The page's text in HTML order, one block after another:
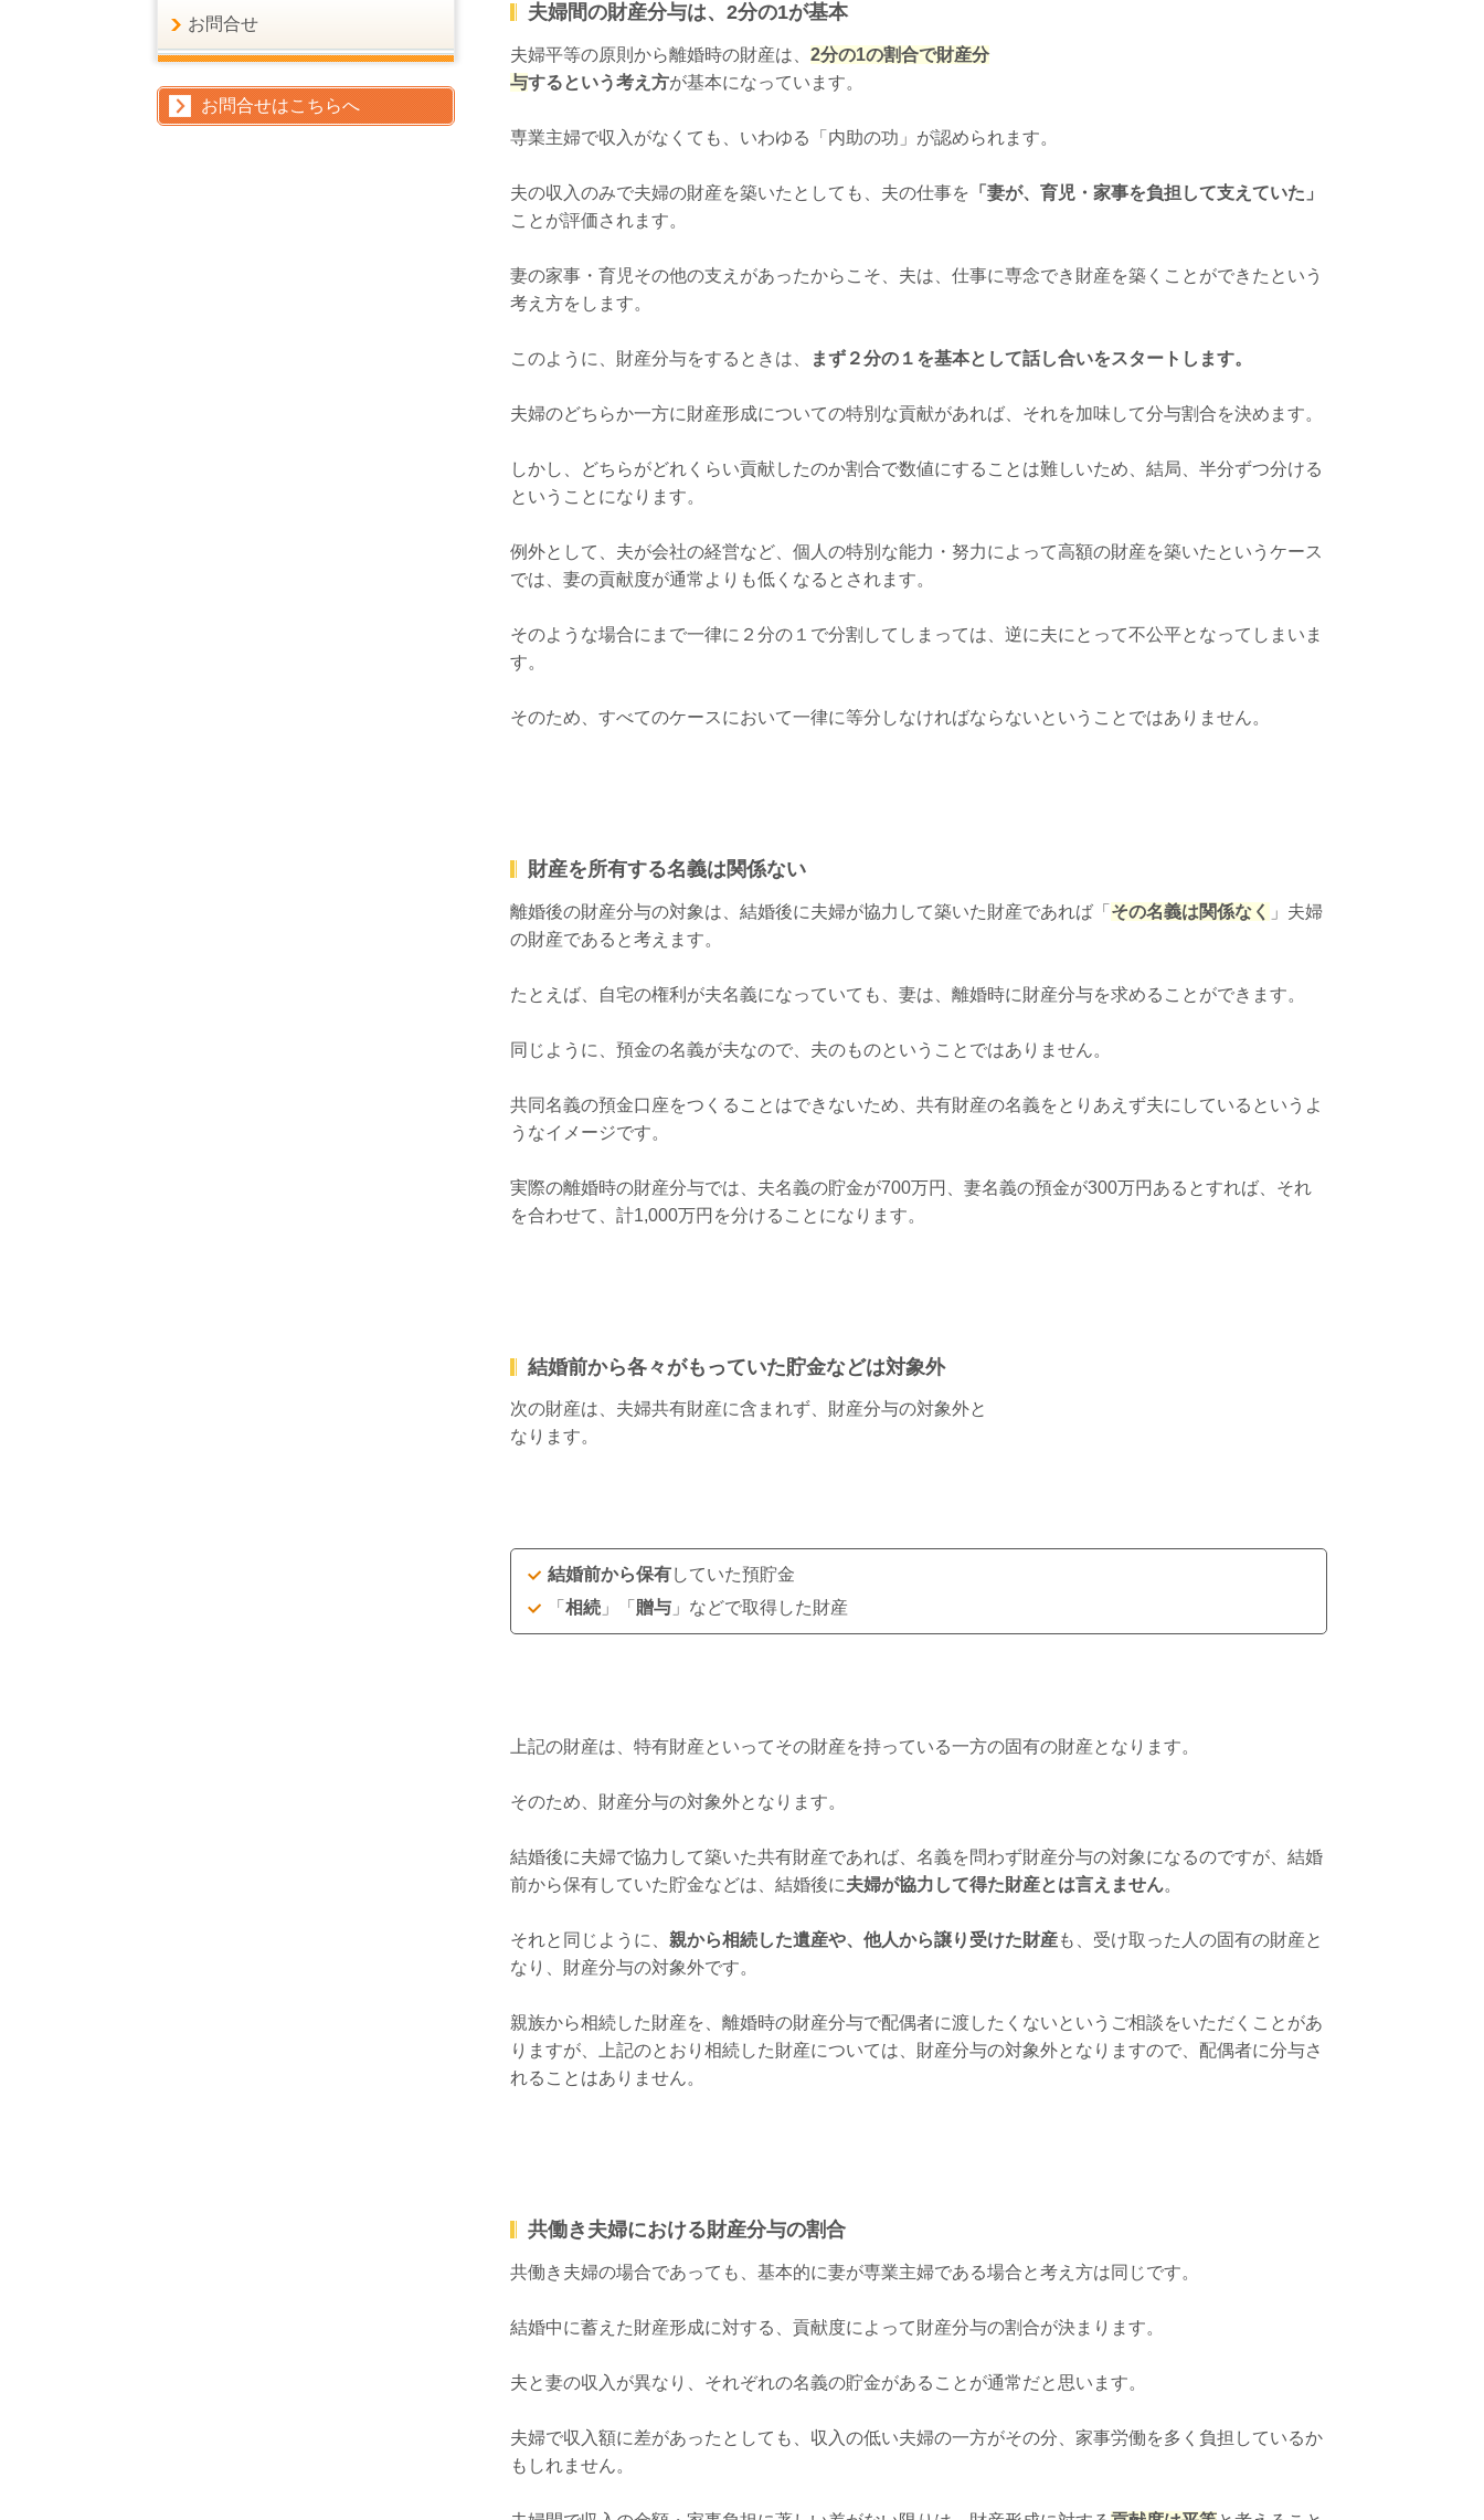
夫婦間の財産分与は、2分の1が基本
夫婦平等の原則から離婚時の財産は、 2分の1の割合で財産分
与するという考え方が基本になっています。
専業主婦で収入がなくても、いわゆる「内助の功」が認められます。
夫の収入のみで夫婦の財産を築いたとしても、夫の仕事を
「妻が、育児・家事を負担して支えていた」
ことが評価されます。
妻の家事・育児その他の支えがあったからこそ、夫は、仕事に専念でき財産を築くことができたという
考え方をします。
このように、財産分与をするときは、 まず２分の１を基本として話し合いをスタートします。
夫婦のどちらか一方に財産形成についての特別な貢献があれば、それを加味して分与割合を決めます。
しかし、どちらがどれくらい貢献したのか割合で数値にすることは難しいため、結局、半分ずつ分ける
ということになります。
例外として、夫が会社の経営など、個人の特別な能力・努力によって高額の財産を築いたというケース
では、妻の貢献度が通常よりも低くなるとされます。
そのような場合にまで一律に２分の１で分割してしまっては、逆に夫にとって不公平となってしまいま
す。
そのため、すべてのケースにおいて一律に等分しなければならないということではありません。
財産を所有する名義は関係ない
離婚後の財産分与の対象は、結婚後に夫婦が協力して築いた財産であれば「 その名義は関係なく
」夫婦
の財産であると考えます。
たとえば、自宅の権利が夫名義になっていても、妻は、離婚時に財産分与を求めることができます。
同じように、預金の名義が夫なので、夫のものということではありません。
共同名義の預金口座をつくることはできないため、共有財産の名義をとりあえず夫にしているというよ
うなイメージです。
実際の離婚時の財産分与では、夫名義の貯金が700万円、妻名義の預金が300万円あるとすれば、それ
を合わせて、計1,000万円を分けることになります。
結婚前から各々がもっていた貯金などは対象外
次の財産は、夫婦共有財産に含まれず、財産分与の対象外と
なります。
結婚前から保有していた預貯金
「 相続 」「 贈与 」などで取得した財産
上記の財産は、特有財産といってその財産を持っている一方の固有の財産となります。
そのため、財産分与の対象外となります。
結婚後に夫婦で協力して築いた共有財産であれば、名義を問わず財産分与の対象になるのですが、結婚
前から保有していた貯金などは、結婚後に夫婦が協力して得た財産とは言えません。
それと同じように、 親から相続した遺産や、他人から譲り受けた財産も、受け取った人の固有の財産と
なり、財産分与の対象外です。
親族から相続した財産を、離婚時の財産分与で配偶者に渡したくないというご相談をいただくことがあ
りますが、上記のとおり相続した財産については、財産分与の対象外となりますので、配偶者に分与さ
れることはありません。
共働き夫婦における財産分与の割合
共働き夫婦の場合であっても、基本的に妻が専業主婦である場合と考え方は同じです。
結婚中に蓄えた財産形成に対する、貢献度によって財産分与の割合が決まります。
夫と妻の収入が異なり、それぞれの名義の貯金があることが通常だと思います。
夫婦で収入額に差があったとしても、収入の低い夫婦の一方がその分、家事労働を多く負担しているか
もしれません。
お問合せ
お問合せはこちらへ